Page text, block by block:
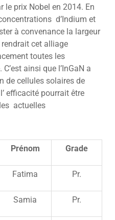
le prix Nobel en 2014. En
d’Indium et
à convenance la largeur
cet alliage
toutes les
ainsi que l’InGaN a
de cellules solaires de
efficacité pourrait être
actuelles
Prénom Grade
Fatima Pr.
Samia Pr.